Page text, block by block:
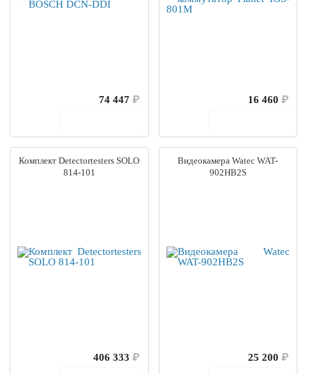
74 447₽
16 460 ₽
Комплект Detectortesters SOLO
814-101
406 333₽
Видеокамера Watec WAT-
902HB2S
25 200 ₽